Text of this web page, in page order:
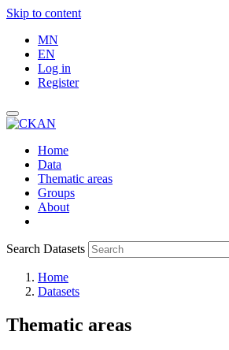
Skip to content
MN
EN
Log in
Register
Home
Data
Thematic areas
Groups
About
Search Datasets
Home
Datasets
Thematic areas